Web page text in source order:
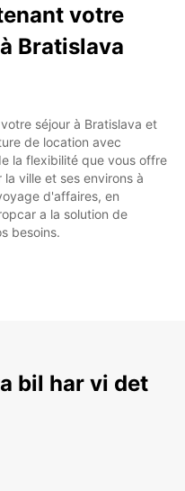
votre
Bratislava
séjour à Bratislava et
de location avec
la flexibilité que vous offre
ville et ses environs à
d'affaires, en
a la solution de
besoins.
bil har vi det